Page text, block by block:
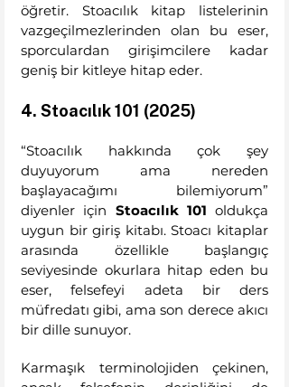
öğretir. Stoacılık kitap listelerinin
vazgeçilmezlerinden olan bu eser,
sporculardan girişimcilere kadar
geniş bir kitleye hitap eder.
4. Stoacılık 101 (2025)
“Stoacılık hakkında çok şey
duyuyorum ama nereden
başlayacağımı bilemiyorum”
diyenler için Stoacılık 101 oldukça
uygun bir giriş kitabı. Stoacı kitaplar
arasında özellikle başlangıç
seviyesinde okurlara hitap eden bu
eser, felsefeyi adeta bir ders
müfredatı gibi, ama son derece akıcı
bir dille sunuyor.
Karmaşık terminolojiden çekinen,